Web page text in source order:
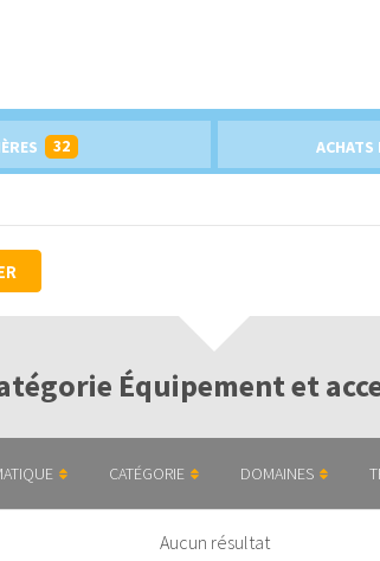
32
Équipement et
CATÉGORIE DOMAINES
Aucun résultat